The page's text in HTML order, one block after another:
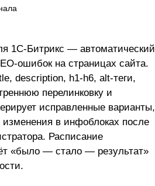
1С-Битрикс — автоматический
ошибок на страницах сайта.
description, h1-h6, alt-теги,
перелинковку и
исправленные варианты,
в инфоблоках после
Расписание
«было — стало — результат»